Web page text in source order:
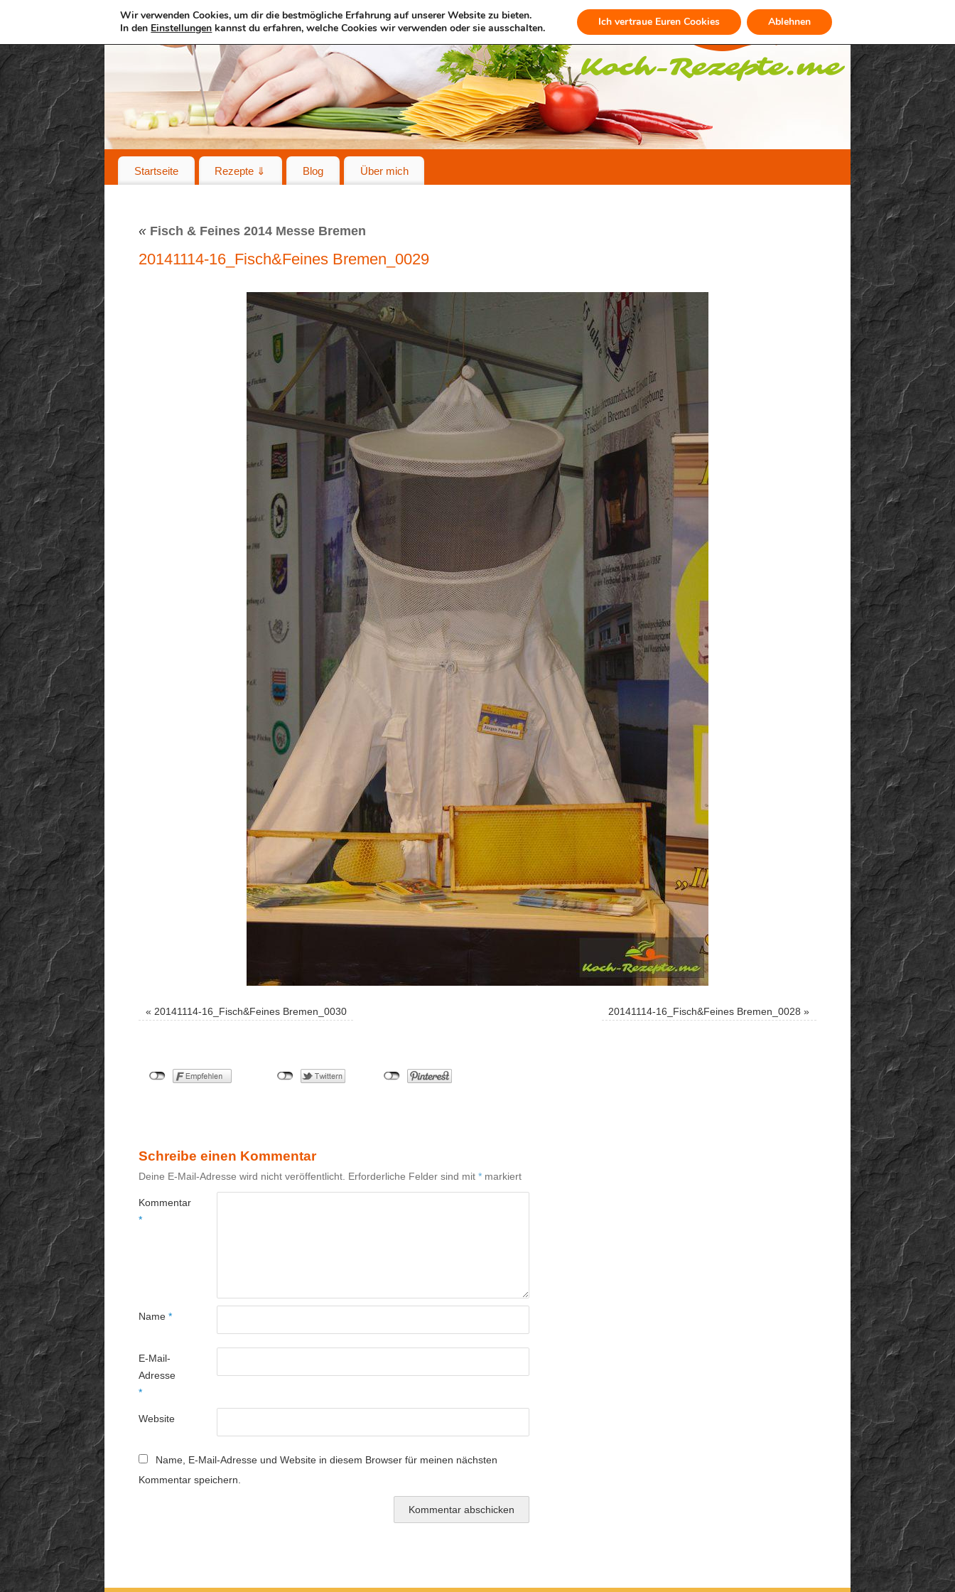
Startseite Rezepte ⇓ Blog Über mich
« Fisch & Feines 2014 Messe Bremen
20141114-16_Fisch&Feines Bremen_0029
« 20141114-16_Fisch&Feines Bremen_0030 20141114-16_Fisch&Feines Bremen_0028 »
Schreibe einen Kommentar
Deine E-Mail-Adresse wird nicht veröffentlicht. Erforderliche Felder sind mit * markiert
Kommentar
*
Name *
E-Mail-
Adresse
*
Website
Name, E-Mail-Adresse und Website in diesem Browser für meinen nächsten
Kommentar speichern.
Wir verwenden Cookies, um dir die bestmögliche Erfahrung auf unserer Website zu bieten.
In den Einstellungen kannst du erfahren, welche Cookies wir verwenden oder sie ausschalten. Ich vertraue Euren Cookies Ablehnen